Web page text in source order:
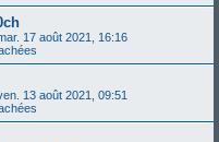
17 août 2021, 16:16
13 août 2021, 09:51